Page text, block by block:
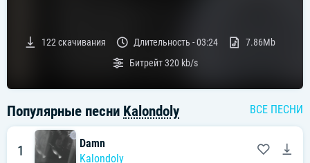
122скачивания Длительность -03:24
7.86Mb
Битрейт320 kb/s
Популярные песни Kalondoly ВСЕ ПЕСНИ
1
Damn
Kalondoly